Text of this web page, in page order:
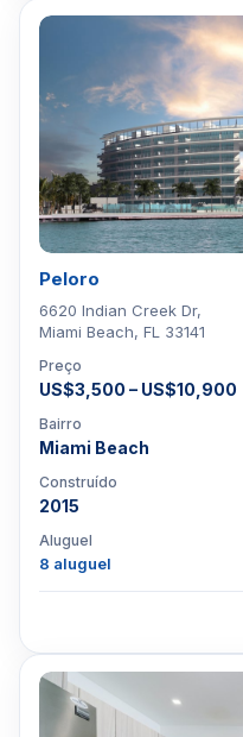
Peloro
6620 Indian Creek Dr,
Miami Beach, FL 33141
Preço
US$3,500 – US$10,900
Bairro
Miami Beach
Construído
2015
Aluguel
8 aluguel